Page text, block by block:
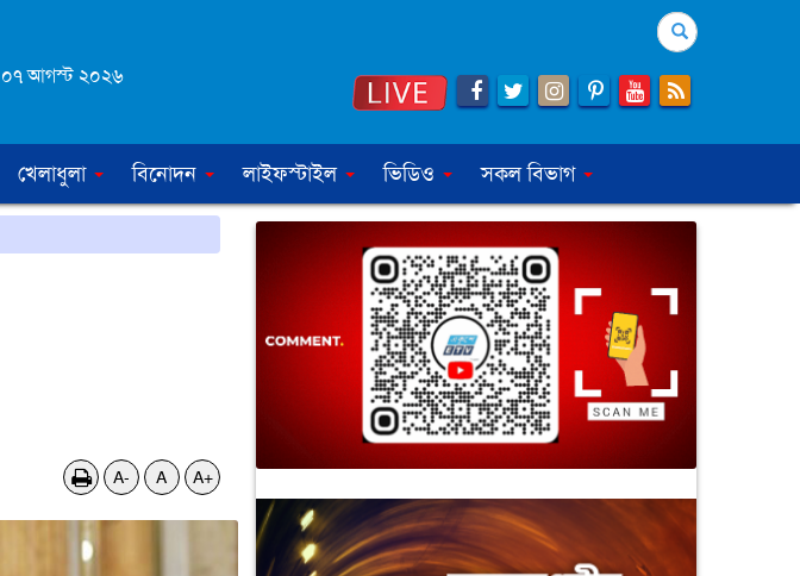
০৭ আগস্ট ২০২৬
Search
খেলাধুলা বিনোদন লাইফস্টাইল ভিডিও সকল বিভাগ
A- A A+